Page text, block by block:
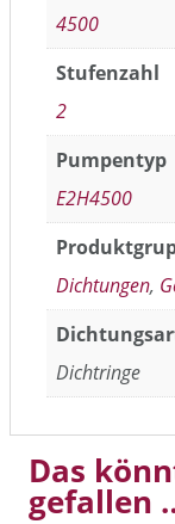
4500
Stufenzahl
2
Pumpentyp
E2H4500
Dichtungen,
Dichtringe
Das
gefallen